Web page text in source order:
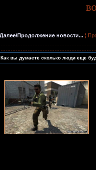
Далее/Продолжение новости... ¦
Как вы думаете сколько люди еще